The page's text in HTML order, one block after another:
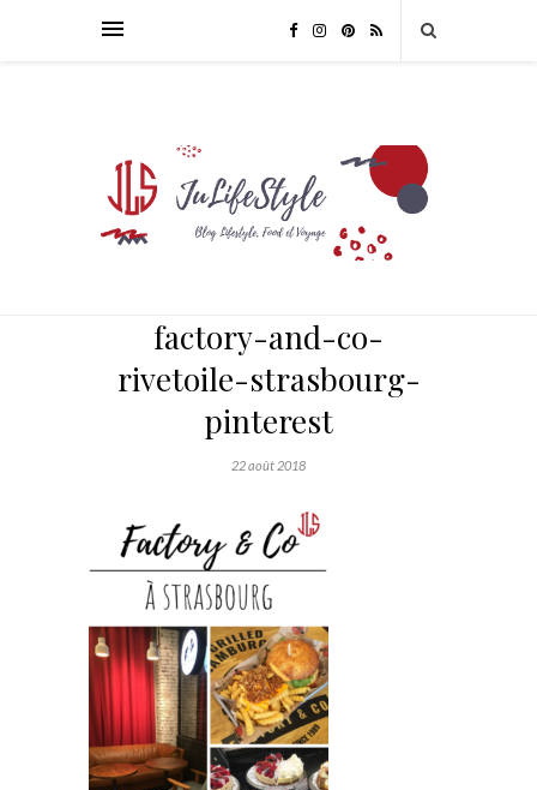
factory-and-co-
rivetoile-strasbourg-
pinterest
22 août 2018